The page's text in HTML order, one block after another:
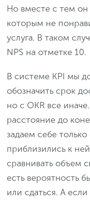
Но вместе с тем он
которым не
услуга. В таком
NPS на отметке 10.
В системе KPI мы
обозначить срок
но с OKR все
расстояние до
задаем себе
приблизились к
сравнивать объем
есть вероятность
или сдаться. А